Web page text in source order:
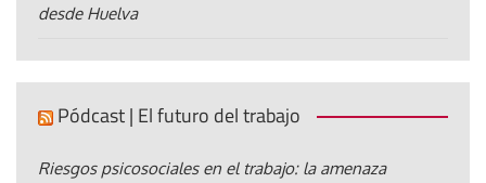
desde Huelva
Pódcast | El futuro del trabajo
Riesgos psicosociales en el trabajo: la amenaza